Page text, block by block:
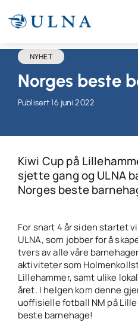
to
content
NYHET
Norges beste
Publisert 16 juni 2022
For snart 4 år siden startet
ULNA, som jobber for å
tvers av alle våre
aktiviteter som
Lillehammer, samt ulike
året. I helgen kom denne
uoffisielle fotball NM på
beste barnehage!
Kiwi Cup på
sjette gang og ULNA
Norges beste